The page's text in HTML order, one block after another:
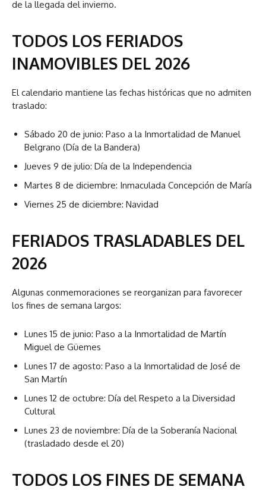
de la llegada del invierno.
TODOS LOS FERIADOS
INAMOVIBLES DEL 2026
El calendario mantiene las fechas históricas que no admiten
traslado:
Sábado 20 de junio: Paso a la Inmortalidad de Manuel
Belgrano (Día de la Bandera)
Jueves 9 de julio: Día de la Independencia
Martes 8 de diciembre: Inmaculada Concepción de María
Viernes 25 de diciembre: Navidad
FERIADOS TRASLADABLES DEL
2026
Algunas conmemoraciones se reorganizan para favorecer
los fines de semana largos:
Lunes 15 de junio: Paso a la Inmortalidad de Martín
Miguel de Güemes
Lunes 17 de agosto: Paso a la Inmortalidad de José de
San Martín
Lunes 12 de octubre: Día del Respeto a la Diversidad
Cultural
Lunes 23 de noviembre: Día de la Soberanía Nacional
(trasladado desde el 20)
TODOS LOS FINES DE SEMANA